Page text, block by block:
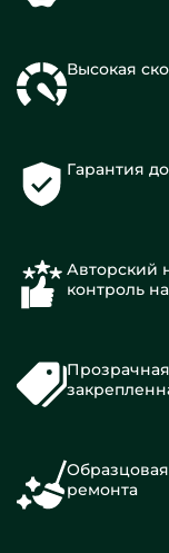
Высокая
Гарантия
Авторский
контроль
ремонта